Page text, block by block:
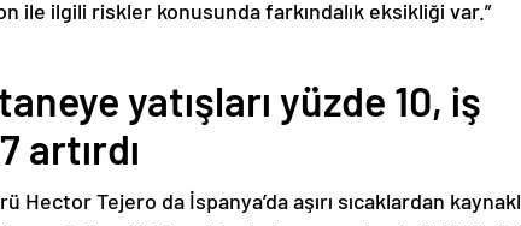
ile ilgili riskler konusunda farkındalık eksikliği var.”
yatışları yüzde 10, iş
artırdı
Hector Tejero da İspanya’da aşırı sıcaklardan